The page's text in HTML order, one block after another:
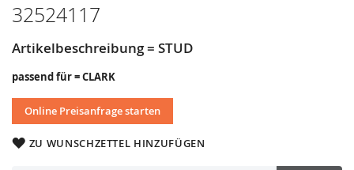
32524117
Artikelbeschreibung = STUD
passend für = CLARK
Online Preisanfrage starten
ZU WUNSCHZETTEL HINZUFÜGEN
Bildergalerie